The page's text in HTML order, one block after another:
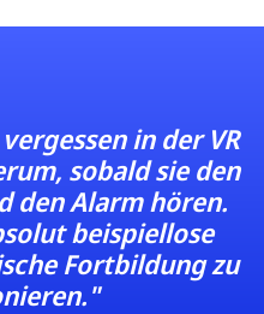
in der VR
sobald sie den
den Alarm hören.
beispiellose
Fortbildung zu